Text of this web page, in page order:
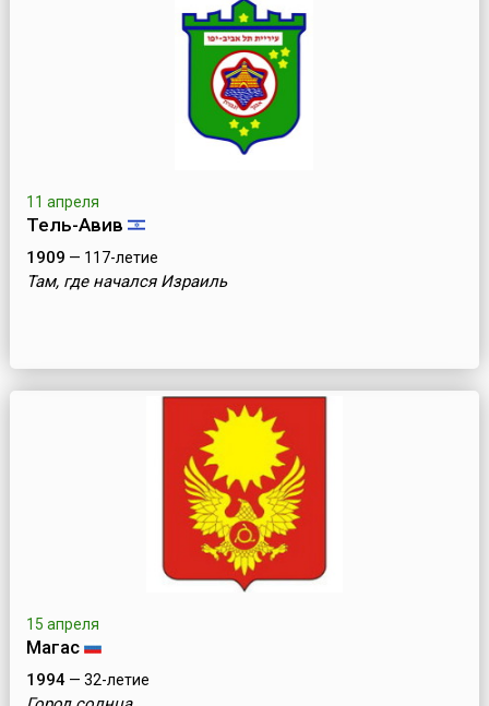
11 апреля
Тель-Авив
1909 — 117-летие
Там, где начался Израиль
15 апреля
Магас
1994— 32-летие